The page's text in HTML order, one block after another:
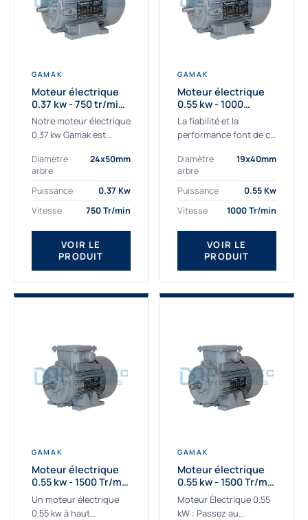
GAMAK
Moteur électrique
0.37 kw - 750 tr/min -
230/400V - IE3
Notre moteur électrique
0.37 kw Gamak est
aux applications
sévères. Nous
déterminons,
fournissons
des moteurs
asynchrones depuis de
nombreuses années....
Diamètre
arbre
24x50mm
Puissance
0.37 Kw
Vitesse
750 Tr/min
VOIR LE
PRODUIT
GAMAK
Moteur électrique
0.55 kw - 1000
Tr/min - 230/400V -
IE2
La fiabilité et la
performance font de ce
0.55kw un
indispensable de votre
production. Ce moteur
être alimenté...
Diamètre
arbre
19x40mm
Puissance
0.55 Kw
Vitesse
1000 Tr/min
VOIR LE
PRODUIT
GAMAK
Moteur électrique
0.55 kw - 1500 Tr/min
- 230/400V - IE2
Un moteur électrique
0.55 kw à haut
GAMAK
Moteur électrique
0.55 kw - 1500 Tr/min
- 230/400V -
Rendement IE4
Moteur Électrique 0.55
kW : Passez au